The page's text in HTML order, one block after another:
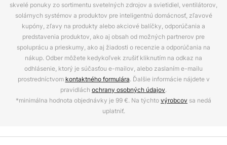
skvelé ponuky zo sortimentu svetelných zdrojov a svietidiel, ventilátorov,
solárnych systémov a produktov pre inteligentnú domácnosť, zľavové
kupóny, zľavy na produkty alebo akciové balíčky, odporúčania a
predstavenia produktov, ako aj obsah od možných partnerov pre
spoluprácu a prieskumy, ako aj žiadosti o recenzie a odporúčania na
nákup. Odber môžete kedykoľvek zrušiť kliknutím na odkaz na
odhlásenie, ktorý je súčasťou e-mailov, alebo zaslaním e-mailu
prostredníctvom kontaktného formulára. Ďalšie informácie nájdete v
pravidlách ochrany osobných údajov.
*minimálna hodnota objednávky je 99 €. Na týchtovýrobcov sa nedá
uplatniť.